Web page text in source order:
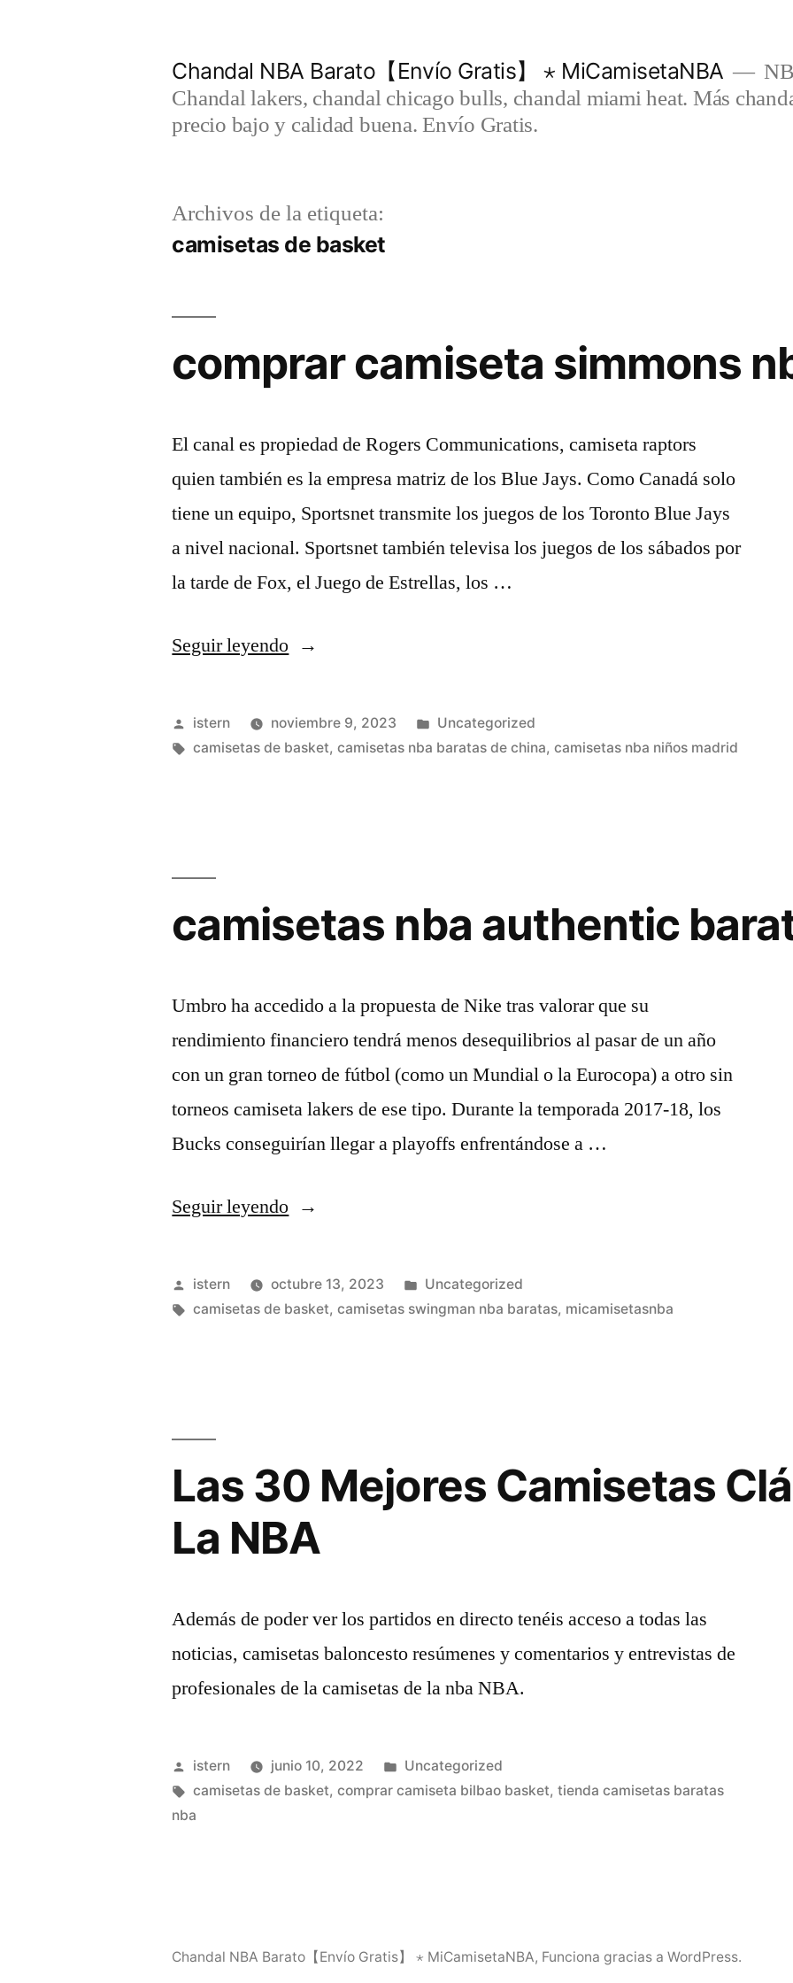
Chandal NBA Barato【Envío Gratis】 ⋆ MiCamisetaNBA
Chandal lakers, chandal chicago bulls, chandal miami heat. Más
precio bajo y calidad buena. Envío Gratis.
Archivos de la etiqueta:
camisetas de basket
comprar camiseta simmons
El canal es propiedad de Rogers Communications, camiseta raptors
quien también es la empresa matriz de los Blue Jays. Como Canadá solo
tiene un equipo, Sportsnet transmite los juegos de los Toronto Blue Jays
a nivel nacional. Sportsnet también televisa los juegos de los sábados por
la tarde de Fox, el Juego de Estrellas, los …
Seguir leyendo«comprar
simmons
nba»
Publicado
por
istern noviembre 9, 2023
Publicado
en
Uncategorized
Etiquetas:
camisetas de basket,camisetas nba baratas de china,camisetas nba niños madrid
camisetas nba authentic
Umbro ha accedido a la propuesta de Nike tras valorar que su
rendimiento financiero tendrá menos desequilibrios al pasar de un año
con un gran torneo de fútbol (como un Mundial o la Eurocopa) a otro sin
torneos camiseta lakers de ese tipo. Durante la temporada 2017-18, los
Bucks conseguirían llegar a playoffs enfrentándose a …
Seguir leyendo«camisetas
authentic
baratas»
Publicado
por
istern octubre 13, 2023
Publicado
en
Uncategorized
Etiquetas:
camisetas de basket,camisetas swingman nba baratas, micamisetasnba
Las 30 Mejores Camisetas
La NBA
Además de poder ver los partidos en directo tenéis acceso a todas las
noticias, camisetas baloncesto resúmenes y comentarios y entrevistas de
profesionales de la camisetas de la nba NBA.
Publicado
por
istern junio 10, 2022
Publicado
en
Uncategorized
Etiquetas:
camisetas de basket,comprar camiseta bilbao basket,tienda camisetas baratas
nba
Chandal NBA Barato【Envío Gratis】 ⋆ MiCamisetaNBA, Funciona gracias a WordPress.